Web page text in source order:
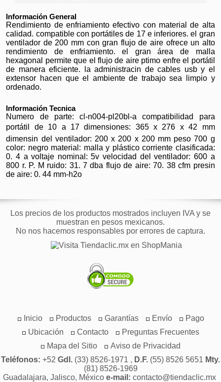
Información General
Rendimiento de enfriamiento efectivo con material de alta
calidad. compatible con portátiles de 17 e inferiores. el gran
ventilador de 200 mm con gran flujo de aire ofrece un alto
rendimiento de enfriamiento. el gran área de malla
hexagonal permite que el flujo de aire ptimo enfre el portátil
de manera eficiente. la administracin de cables usb y el
extensor hacen que el ambiente de trabajo sea limpio y
ordenado.
Información Tecnica
Numero de parte: cl-n004-pl20bl-a compatibilidad para
portátil de 10 a 17 dimensiones: 365 x 276 x 42 mm
dimensin del ventilador: 200 x 200 x 200 mm peso 700 g
color: negro material: malla y plástico corriente clasificada:
0. 4 a voltaje nominal: 5v velocidad del ventilador: 600 a
800 r. P. M ruido: 31. 7 dba flujo de aire: 70. 38 cfm presin
de aire: 0. 44 mm-h2o
Los precios de los productos mostrados incluyen IVA y se
muestran en pesos mexicanos.
No nos hacemos responsables por errores de captura.
Inicio Productos Garantías Envío
Pago
Ubicación
Contacto
Preguntas Frecuentes
Mapa del Sitio
Aviso de Privacidad
Teléfonos: +52 Gdl. (33) 8526-1971 , D.F. (55) 8526 5651 Mty.
(81) 8526-1969
Guadalajara, Jalisco, México e-mail: contacto@tiendaclic.mx